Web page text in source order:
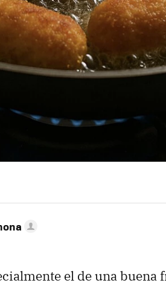
el de una buena